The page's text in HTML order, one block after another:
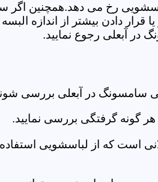
رخ می دهد.همچنین اگر
دادن بیشتر از اندازه
در آبعلی رجوع نمایید.
سامسونگ در آبعلی بررسی
گونه گرفتگی بررسی نمایید.
که از لباسشویی استفاده